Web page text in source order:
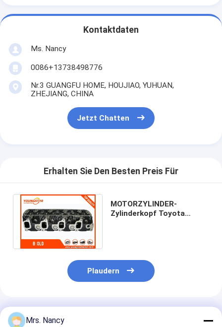
Zu Hause
Produkte
Videos
Jetzt Chatten
Motorzylinderzylinderblock
SCHLIESSEN SIE ZYLINDERKOPF AB
Kontaktdaten
Ms. Nancy
0086+13738498776
Nr.3 GUANGFU HOME, HOUJIAO, YUHUAN,
ZHEJIANG, CHINA
Jetzt Chatten
Erhalten Sie Den Besten Preis Für
MOTORZYLINDER-
Zylinderkopf Toyota
Plaudern
Empfohlene Produkte
Mrs. Nancy